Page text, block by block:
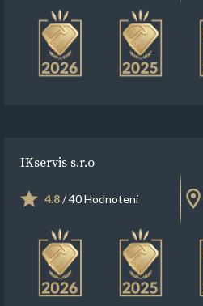
IKservis s.r.o
4.8/ 40 Hodnotení